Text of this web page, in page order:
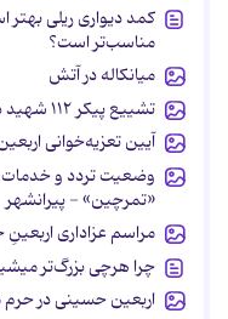
کمد دیواری ریلی بهتر
مناسب‌تر است؟
میانکاله در آتش
تشییع پیکر ۱۱۲ شهید در غزه پس از ۳ سال زیر آوار ماندن
آیین تعزیه‌خوانی
وضعیت تردد و خدمات
«تمرچین» - پیرانشهر
مراسم عزاداری
چرا هرچی بزرگ‌تر
اربعین حسینی در حرم